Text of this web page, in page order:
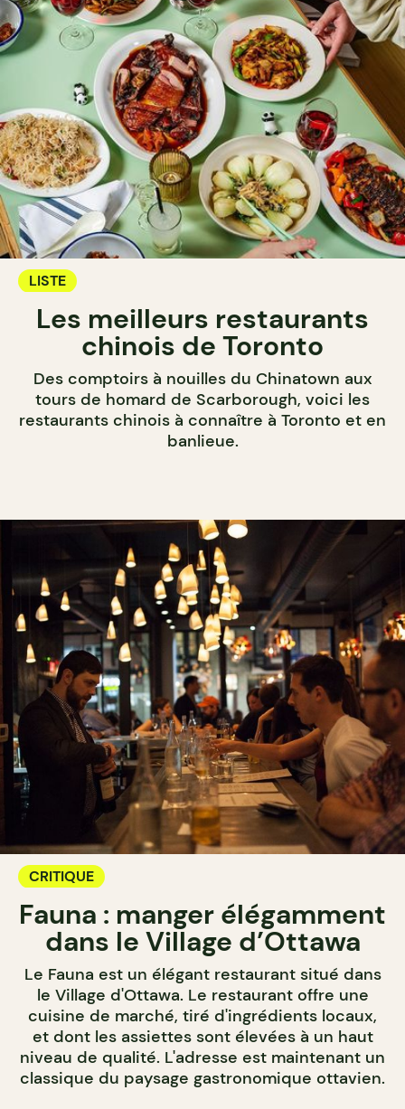
LISTE
Les meilleurs restaurants
chinois de Toronto
Des comptoirs à nouilles du Chinatown aux
tours de homard de Scarborough, voici les
restaurants chinois à connaître à Toronto et en
banlieue.
CRITIQUE
Fauna : manger élégamment
dans le Village d’Ottawa
Le Fauna est un élégant restaurant situé dans
le Village d'Ottawa. Le restaurant offre une
cuisine de marché, tiré d'ingrédients locaux,
et dont les assiettes sont élevées à un haut
niveau de qualité. L'adresse est maintenant un
classique du paysage gastronomique ottavien.